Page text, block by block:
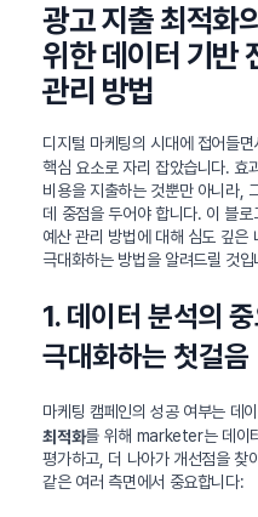
광고 지출 최적화
위한 데이터 기반
관리 방법
디지털 마케팅의 시대에 접어들
핵심 요소로 자리 잡았습니다. 효
비용을 지출하는 것뿐만 아니라,
데 중점을 두어야 합니다. 이 블
예산 관리 방법에 대해 심도 깊은
극대화하는 방법을 알려드릴 것입
1. 데이터 분석의
극대화하는 첫걸음
마케팅 캠페인의 성공 여부는 데
최적화를 위해 marketer는 데이
평가하고, 더 나아가 개선점을 찾
같은 여러 측면에서 중요합니다: